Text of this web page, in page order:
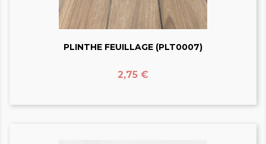
PLINTHE FEUILLAGE (PLT0007)
Prix
2,75 €